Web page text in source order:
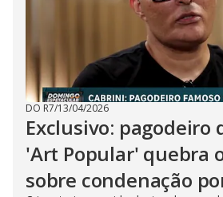
DO R7/13/04/2026
Exclusivo: pagodeiro
'Art Popular' quebra
sobre condenação